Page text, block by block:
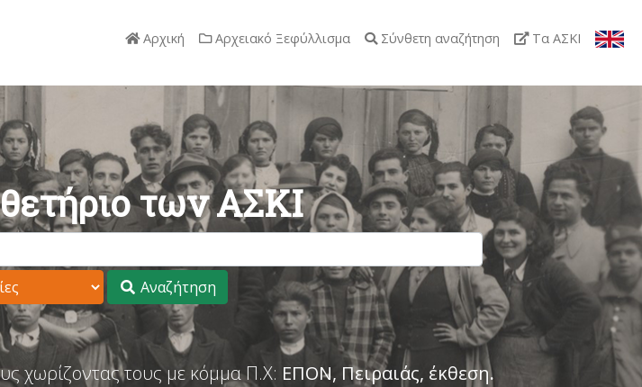
Αρχική Αρχειακό Ξεφύλλισμα Σύνθετη αναζήτηση Τα ΑΣΚΙ
των ΑΣΚΙ
Αναζήτηση
χωρίζοντας τους με κόμμα Π.Χ: ΕΠΟΝ, Πειραιάς, έκθεση.